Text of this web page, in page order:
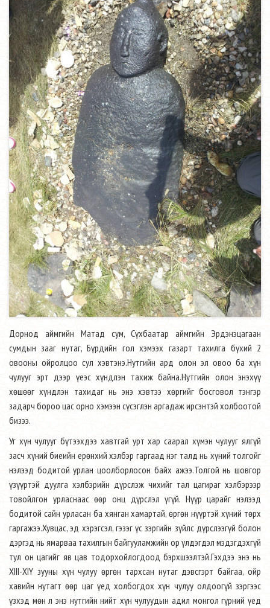
Дорнод аймгийн Матад сум, Сүхбаатар аймгийн Эрдэнэцагаан
сумдын зааг нутаг, Бүрдийн гол хэмээх газарт тахилга бүхий 2
овооны ойролцоо сул хэвтэнэ.Нутгийн ард олон эл овоо ба хүн
чулууг эрт дээр үеэс хүндлэн тахиж байна.Нутгийн олон энэхүү
хөшөөг хүндлэн тахидаг нь энэ хэвтээ хөргийг босговол тэнгэр
задарч бороо цас орно хэмээн сүсэглэн аргадаж ирсэнтэй холбоотой
бизээ.
Уг хүн чулууг бүтээхдээ хавтгай урт хар саарал хүмэн чулууг ялгүй
засч хүний биеийн ерөнхий хэлбэр гаргаад нэг талд нь хүний толгойг
нэлээд бодитой урлан цоолборлосон байх ажээ.Толгой нь шовгор
үзүүртэй дуулга хэлбэрийн дүрслэж чихийг тал цагираг хэлбэрээр
товойлгон урласнаас өөр онц дүрслэл үгүй. Нүүр царайг нэлээд
бодитой сайн урласан ба хянган хамартай, өргөн нүүртэй хүний төрх
гаргажээ.Хувцас, эд хэрэгсэл, гэзэг үс зэргийн зүйлс дүрслээгүй болон
дэргэд нь ямарваа тахилгын байгууламжийн ор үлдэгдэл мэдэгдэхгүй
тул он цагийг яв цав тодорхойлогдоод бэрхшээлтэй.Гэхдээ энэ нь
XIII-XIY зууны хүн чулуу өргөн тархсан нутаг дэвсгэрт байгаа, ойр
хавийн нутагт өөр цаг үед холбогдох хүн чулуу олдоогүй зэргээс
үзхэд мөн л энэ нутгийн нийт хүн чулуудын адил монгол гүрний үед